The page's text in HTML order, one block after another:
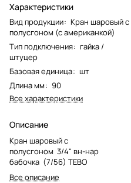
Характеристики
Вид продукции: Кран шаровый с
полусгоном (с американкой)
Тип подключения: гайка /
штуцер
Базовая единица: шт
Длина мм: 90
Все характеристики
Описание
Кран шаровый с
полусгоном 3/4" вн-нар
бабочка (7/56) ТЕВО
Все описание